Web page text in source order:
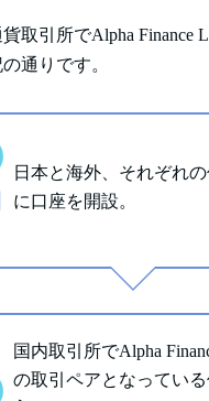
取引所でAlpha Finance
通りです。
日本と海外、それぞれ
に口座を開設。
国内取引所でAlpha
の取引ペアとなってい